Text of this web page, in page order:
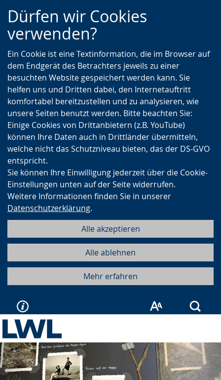
Zur
Hauptnavigation
Zur
Seitennavigation
Zum
Inhalt
Dürfen wir Cookies
verwenden?
Ein Cookie ist eine Textinformation, die im Browser auf
dem Endgerät des Betrachters jeweils zu einer
besuchten Website gespeichert werden kann. Sie
helfen uns und Dritten dabei, den Internetauftritt
komfortabel bereitzustellen und zu analysieren, wie
unsere Seiten benutzt werden. Bitte beachten Sie:
Einige Cookies von Drittanbietern (z.B. YouTube)
können Ihre Daten auch in Drittländer übermitteln,
welche nicht das Schutzniveau bieten, das der DS-GVO
entspricht.
Sie können Ihre Einwilligung jederzeit über die Cookie-
Einstellungen unten auf der Seite widerrufen.
Weitere Informationen finden Sie in unserer
Datenschutzerklärung.
Alle akzeptieren
Alle ablehnen
Mehr erfahren
Vorherige